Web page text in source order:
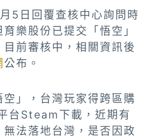
5日回覆查核中心詢問時
樂股份已提交「悟空」
前審核中，相關資訊後
公布。
」，台灣玩家得跨區購
台Steam下載，近期有
法落地台灣，是否因政